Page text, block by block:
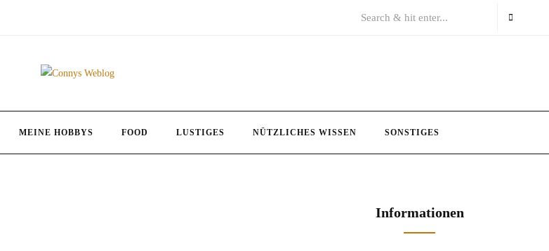
MEINE HOBBYS FOOD LUSTIGES NÜTZLICHES WISSEN SONSTIGES
Informationen